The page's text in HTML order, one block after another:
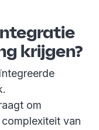
krijgen?
om
van